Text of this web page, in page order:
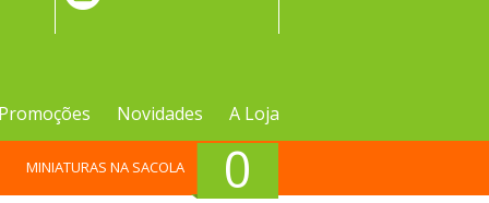
Promoções Novidades A Loja
0
MINIATURAS NA SACOLA